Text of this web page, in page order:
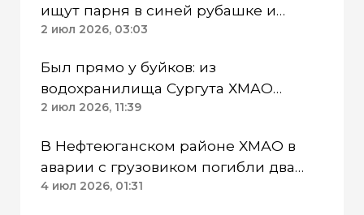
ищут парня в синей рубашке и
кепке
2 июл 2026, 03:03
Был прямо у буйков: из
водохранилища Сургута ХМАО
достали труп подростка
2 июл 2026, 11:39
В Нефтеюганском районе ХМАО в
аварии с грузовиком погибли два
человека
4 июл 2026, 01:31